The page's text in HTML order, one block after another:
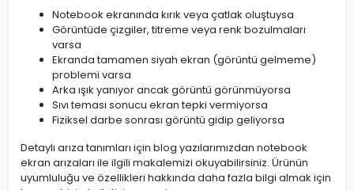
Notebook ekranında kırık veya çatlak oluştuysa
Görüntüde çizgiler, titreme veya renk bozulmaları
varsa
Ekranda tamamen siyah ekran (görüntü gelmeme)
problemi varsa
Arka ışık yanıyor ancak görüntü görünmüyorsa
Sıvı teması sonucu ekran tepki vermiyorsa
Fiziksel darbe sonrası görüntü gidip geliyorsa
Detaylı arıza tanımları için blog yazılarımızdan notebook
ekran arızaları ile ilgili makalemizi okuyabilirsiniz. Ürünün
uyumluluğu ve özellikleri hakkında daha fazla bilgi almak için